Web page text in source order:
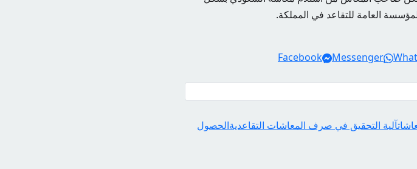
العامة للتقاعد في المملكة.
Facebook
Messenger
آلية التحقيق في صرف المعاشات التقاعديةالحصول